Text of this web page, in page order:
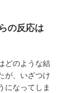
の反応は
どのような結
が、いざつけ
になってしま